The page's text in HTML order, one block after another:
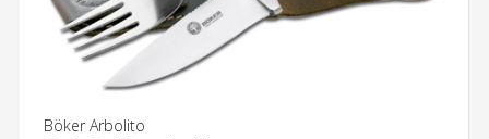
Böker Arbolito